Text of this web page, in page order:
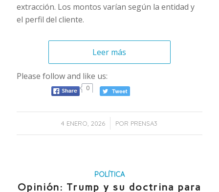
extracción. Los montos varían según la entidad y
el perfil del cliente.
Leer más
Please follow and like us:
0
4 ENERO, 2026
/ POR PRENSA3
POLÍTICA
Opinión: Trump y su doctrina para